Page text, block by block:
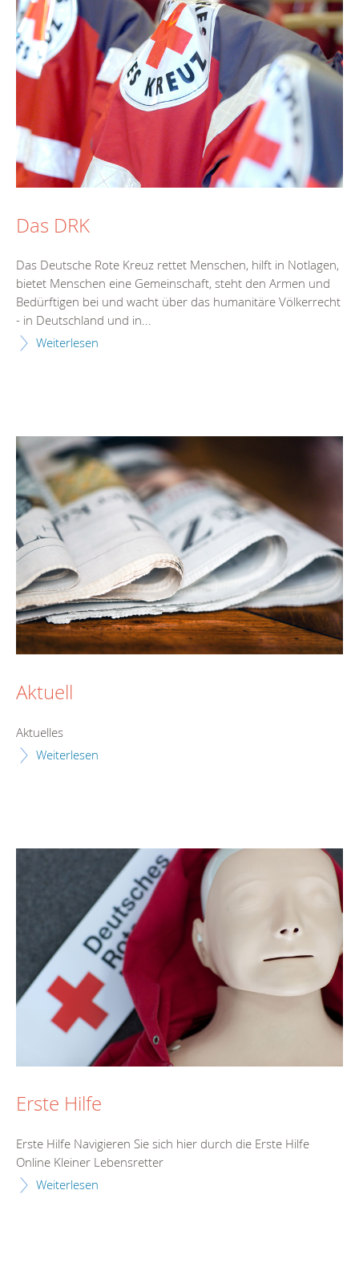
Das DRK
Das Deutsche Rote Kreuz rettet Menschen, hilft in Notlagen,
bietet Menschen eine Gemeinschaft, steht den Armen und
Bedürftigen bei und wacht über das humanitäre Völkerrecht
- in Deutschland und in...
Weiterlesen
Aktuell
Aktuelles
Weiterlesen
Erste Hilfe
Erste Hilfe Navigieren Sie sich hier durch die Erste Hilfe
Online Kleiner Lebensretter
Weiterlesen